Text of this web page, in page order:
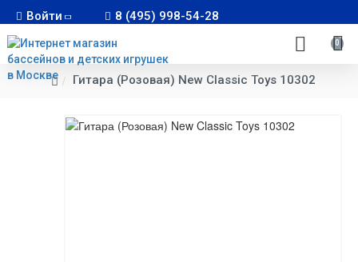
Войти 8 (495) 998-54-28
0
Гитара (Розовая) New Classic Toys 10302